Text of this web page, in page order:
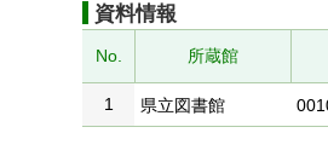
資料情報
No. 所蔵館
1
県立図書館